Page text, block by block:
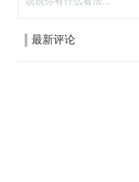
最新评论